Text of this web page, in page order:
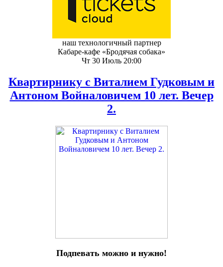
наш технологичный партнер
Кабаре-кафе «Бродячая собака»
Чт 30 Июль 20:00
Квартирнику с Виталием Гудковым и
Антоном Войналовичем 10 лет. Вечер
2.
Подпевать можно и нужно!